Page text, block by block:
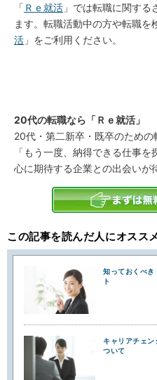
「 Ｒｅ就活 」では転職に関する
ます。転職活動中の方や転職を
活 」をご利用ください。
20代の転職なら「Ｒｅ就活」
20代・第二新卒・既卒のための
「もう一度、納得できる仕事
心に期待する企業との出会いが
この記事を読んだ人にオスス
知っておくべ
ト
キャリアチェ
ついて